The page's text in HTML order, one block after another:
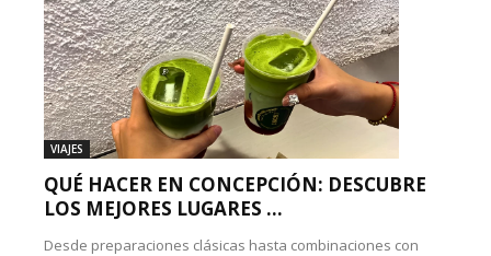
VIAJES
QUÉ HACER EN CONCEPCIÓN: DESCUBRE
LOS MEJORES LUGARES ...
Desde preparaciones clásicas hasta combinaciones con